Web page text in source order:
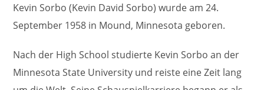
Kevin Sorbo (Kevin David Sorbo) wurde am 24.
September 1958 in Mound, Minnesota geboren.
Nach der High School studierte Kevin Sorbo an der
Minnesota State University und reiste eine Zeit lang